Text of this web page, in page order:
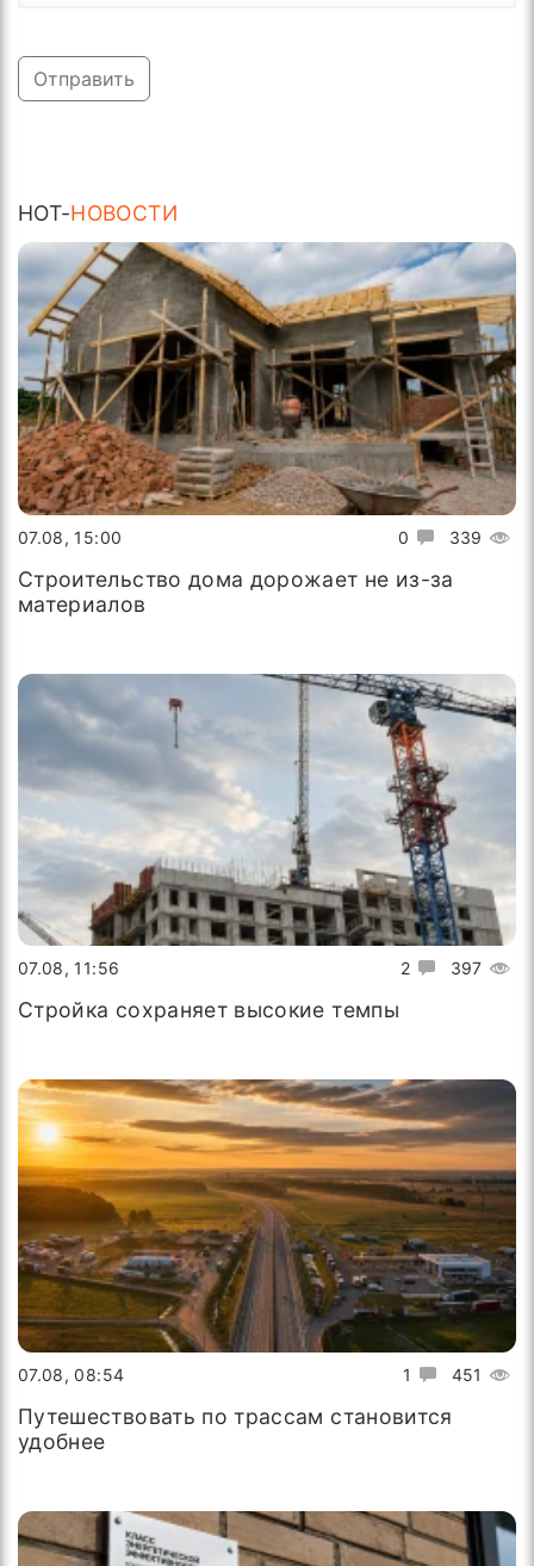
Отправить
HOT-НОВОСТИ
0 339
07.08, 15:00
Строительство дома дорожает не из-за
материалов
2 397
07.08, 11:56
Стройка сохраняет высокие темпы
1 451
07.08, 08:54
Путешествовать по трассам становится
удобнее